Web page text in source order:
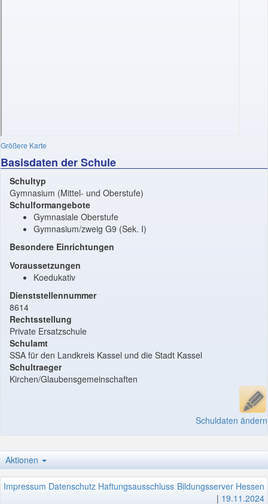
Größere Karte
Basisdaten der Schule
Schultyp
Gymnasium (Mittel- und Oberstufe)
Schulformangebote
Gymnasiale Oberstufe
Gymnasium/zweig G9 (Sek. I)
Besondere Einrichtungen
Voraussetzungen
Koedukativ
Dienststellennummer
8614
Rechtsstellung
Private Ersatzschule
Schulamt
SSA für den Landkreis Kassel und die Stadt Kassel
Schultraeger
Kirchen/Glaubensgemeinschaften
Schuldaten ändern
Aktionen
Impressum Datenschutz Haftungsausschluss Bildungsserver Hessen
| 19.11.2024